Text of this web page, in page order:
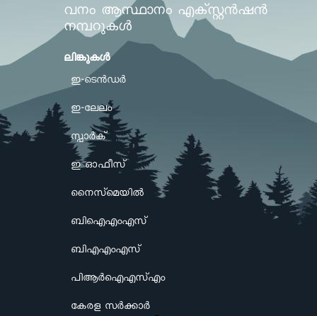
വനം ആസ്ഥാനം എക്സ്റ്റൻഷൻ
നമ്പറുകൾ
ലിങ്കുകള്‍
ഇ-ടെൻഡർ
ഇ-ലേലം
സ്പാർക്
ഇ ഓഫീസ്
നൈസ്മെയിൽ
ബിഐഎംഎസ്
ബിഎഎംഎസ്
പിആർഐഎസ്എം
കേരള സർക്കാർ